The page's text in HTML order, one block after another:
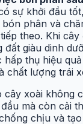
sự khởi đầu
phân và
theo. Khi
đất giàu dinh
hấp thụ hiệu
chất lượng trái
cây xoài không
mà còn cải
chịu và